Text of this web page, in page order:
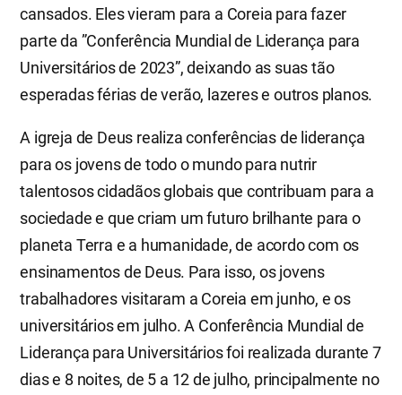
cansados. Eles vieram para a Coreia para fazer
parte da ”Conferência Mundial de Liderança para
Universitários de 2023”, deixando as suas tão
esperadas férias de verão, lazeres e outros planos.
A igreja de Deus realiza conferências de liderança
para os jovens de todo o mundo para nutrir
talentosos cidadãos globais que contribuam para a
sociedade e que criam um futuro brilhante para o
planeta Terra e a humanidade, de acordo com os
ensinamentos de Deus. Para isso, os jovens
trabalhadores visitaram a Coreia em junho, e os
universitários em julho. A Conferência Mundial de
Liderança para Universitários foi realizada durante 7
dias e 8 noites, de 5 a 12 de julho, principalmente no